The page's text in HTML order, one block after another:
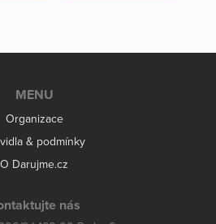
MENU
Organizace
& podmínky
O Darujme.cz
nás